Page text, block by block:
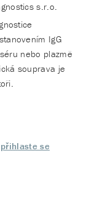
s.r.o.
IgG
nebo plazmě
souprava je
přihlaste se